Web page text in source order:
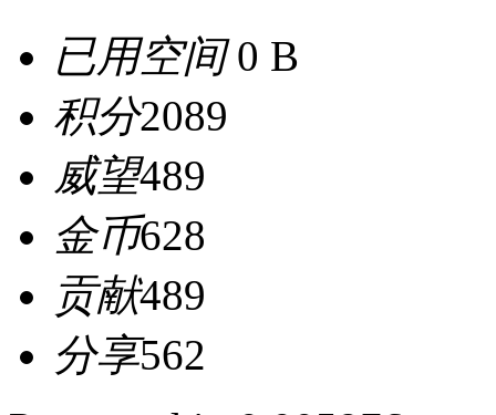
已用空间0 B
积分2089
威望489
金币628
贡献489
分享562